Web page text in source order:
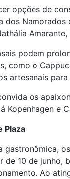
opções de
dos
podem
como o
artesanais
os
Kopenhagen e
Plaza
gastronômica,
de 10 de junho,
Ao